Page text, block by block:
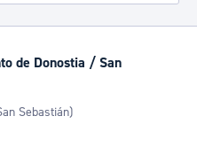
de Donostia / San
Sebastián)